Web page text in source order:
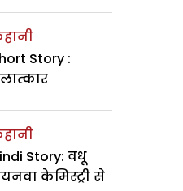
Story :
Story: वधू
केमिस्ट्री से